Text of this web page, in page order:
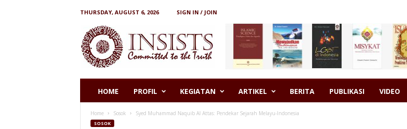
THURSDAY, AUGUST 6, 2026
SIGN IN / JOIN
S
HOME PROFIL KEGIATAN ARTIKEL BERITA PUBLIKASI VIDEO
Home Sosok Syed Muhammad Naquib Al Attas: Pendekar Sejarah Melayu-Indonesia
SOSOK